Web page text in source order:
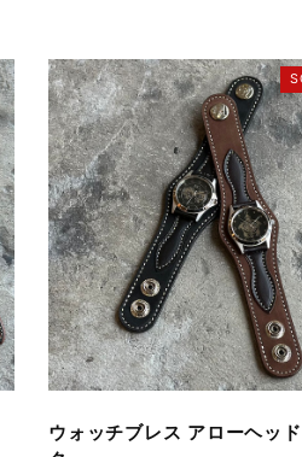
ウォッチブレス アローヘッ